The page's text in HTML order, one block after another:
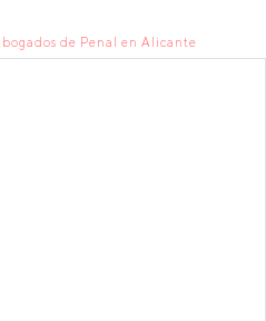
de Penal en Alicante